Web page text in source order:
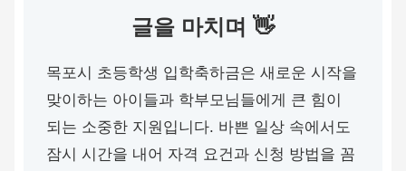
글을 마치며 👋
목포시 초등학생 입학축하금은 새로운 시작을
맞이하는 아이들과 학부모님들에게 큰 힘이
되는 소중한 지원입니다. 바쁜 일상 속에서도
잠시 시간을 내어 자격 요건과 신청 방법을 꼼